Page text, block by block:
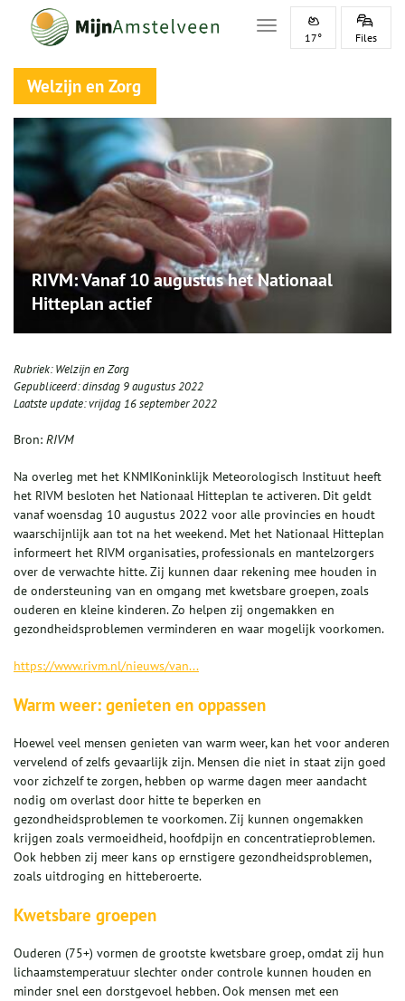
Toggle navigation
17° Files
Welzijn en Zorg
RIVM: Vanaf 10 augustus het Nationaal
Hitteplan actief
Rubriek:Welzijn en Zorg
Gepubliceerd:dinsdag 9 augustus 2022
Laatste update:vrijdag 16 september 2022
Bron: RIVM
Na overleg met het KNMIKoninklijk Meteorologisch Instituut heeft
het RIVM besloten het Nationaal Hitteplan te activeren. Dit geldt
vanaf woensdag 10 augustus 2022 voor alle provincies en houdt
waarschijnlijk aan tot na het weekend. Met het Nationaal Hitteplan
informeert het RIVM organisaties, professionals en mantelzorgers
over de verwachte hitte. Zij kunnen daar rekening mee houden in
de ondersteuning van en omgang met kwetsbare groepen, zoals
ouderen en kleine kinderen. Zo helpen zij ongemakken en
gezondheidsproblemen verminderen en waar mogelijk voorkomen.
https://www.rivm.nl/nieuws/van...
Warm weer: genieten en oppassen
Hoewel veel mensen genieten van warm weer, kan het voor anderen
vervelend of zelfs gevaarlijk zijn. Mensen die niet in staat zijn goed
voor zichzelf te zorgen, hebben op warme dagen meer aandacht
nodig om overlast door hitte te beperken en
gezondheidsproblemen te voorkomen. Zij kunnen ongemakken
krijgen zoals vermoeidheid, hoofdpijn en concentratieproblemen.
Ook hebben zij meer kans op ernstigere gezondheidsproblemen,
zoals uitdroging en hitteberoerte.
Kwetsbare groepen
Ouderen (75+) vormen de grootste kwetsbare groep, omdat zij hun
lichaamstemperatuur slechter onder controle kunnen houden en
minder snel een dorstgevoel hebben. Ook mensen met een